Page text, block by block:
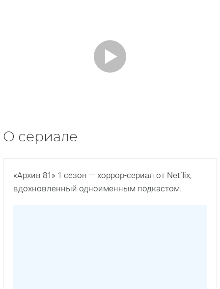
О сериале
«Архив 81» 1 сезон — хоррор-сериал от Netflix,
вдохновленный одноименным подкастом.